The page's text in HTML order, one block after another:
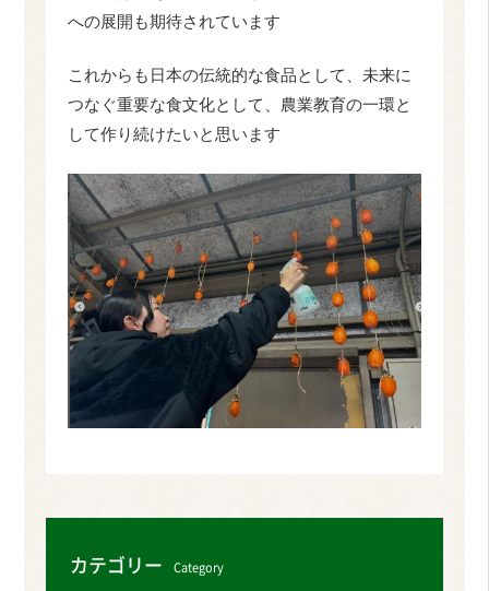
への展開も期待されています
これからも日本の伝統的な食品として、未来に
つなぐ重要な食文化として、農業教育の一環と
して作り続けたいと思います
カテゴリー Category